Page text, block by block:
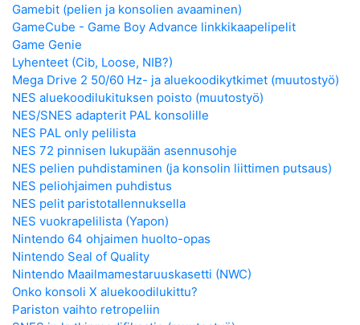
Gamebit (pelien ja konsolien avaaminen)
GameCube - Game Boy Advance linkkikaapelipelit
Game Genie
Lyhenteet (Cib, Loose, NIB?)
Mega Drive 2 50/60 Hz- ja aluekoodikytkimet (muutostyö)
NES aluekoodilukituksen poisto (muutostyö)
NES/SNES adapterit PAL konsolille
NES PAL only pelilista
NES 72 pinnisen lukupään asennusohje
NES pelien puhdistaminen (ja konsolin liittimen putsaus)
NES peliohjaimen puhdistus
NES pelit paristotallennuksella
NES vuokrapelilista (Yapon)
Nintendo 64 ohjaimen huolto-opas
Nintendo Seal of Quality
Nintendo Maailmamestaruuskasetti (NWC)
Onko konsoli X aluekoodilukittu?
Pariston vaihto retropeliin